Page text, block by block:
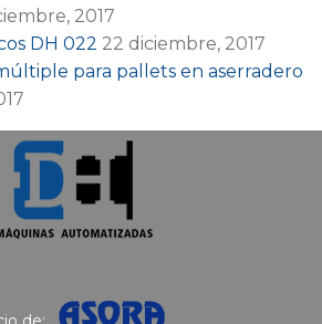
2017
DH 022 22 diciembre, 2017
para pallets en aserradero